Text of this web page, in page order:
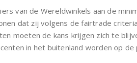
van de Wereldwinkels aan de
dat zij volgens de fairtrade
moeten de kans krijgen zich te
in het buitenland worden op